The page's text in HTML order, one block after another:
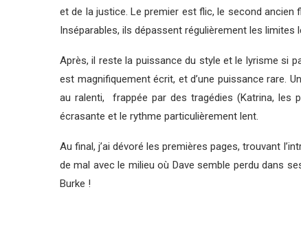
et de la justice. Le premier est flic, le second ancien
Inséparables, ils dépassent régulièrement les
Après, il reste la puissance du style et le lyrisme si
est magnifiquement écrit, et d’une puissance rare.
au ralenti, frappée par des tragédies (Katrina, les
écrasante et le rythme particulièrement lent.
Au final, j’ai dévoré les premières pages, trouvant
de mal avec le milieu où Dave semble perdu dans
Burke !